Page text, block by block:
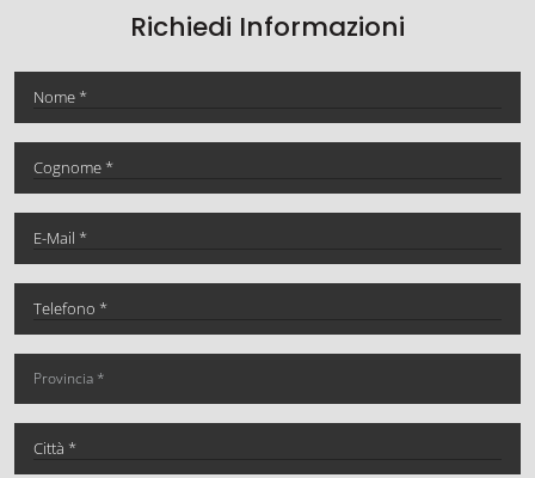
Richiedi Informazioni